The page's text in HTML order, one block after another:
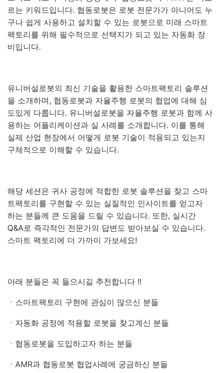
르는 키워드입니다. 협동로봇은 로봇 전문가가 아니어도 누
구나 쉽게 사용하고 설치할 수 있는 로봇으로 미래 스마트
팩토리를 위해 필수적으로 선택지가 되고 있는 자동화 장
비입니다.
유니버설로봇의 최신 기술을 활용한 스마트팩토리 솔루션
을 소개하며, 협동로봇과 자율주행 로봇의 협업에 대해 심
도있게 다룹니다. 유니버설로봇을 자율주행 로봇과 함께 사
용하는 어플리케이션과 실 사례를 소개합니다. 이를 통해
실제 산업 현장에서 어떻게 로봇 기술이 적용되고 있는지
구체적으로 이해할 수 있습니다.
해당 세션은 귀사 공정에 적합한 로봇 솔루션을 찾고 스마
트팩토리를 구현할 수 있는 실질적인 인사이트를 얻고자
하는 분들께 큰 도움을 드릴 수 있습니다. 또한, 실시간
Q&A로 즉각적인 전문가의 답변도 받아보실 수 있습니다.
스마트 팩토리에 더 가까이 가보세요!
아래 분들은 꼭 들으시길 추천합니다 !!
ㆍ스마트팩토리 구현에 관심이 많으신 분들
ㆍ자동화 공정에 적용할 로봇을 찾고계신 분들
ㆍ협동로봇을 도입하고자 하는 분들
ㆍAMR과 협동로봇 협업사례에 궁금하신 분들